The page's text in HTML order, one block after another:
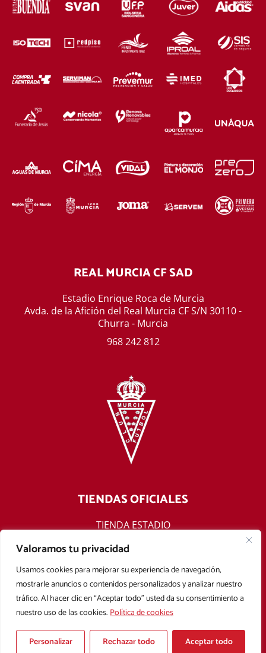
Valoramos tu privacidad
Usamos cookies para mejorar su experiencia de navegación,
mostrarle anuncios o contenidos personalizados y analizar nuestro
tráfico. Al hacer clic en “Aceptar todo” usted da su consentimiento a
nuestro uso de las cookies.Política de cookies
Personalizar Rechazar todo Aceptar todo
REAL MURCIA CF SAD
Estadio Enrique Roca de Murcia
Avda. de la Afición del Real Murcia CF S/N 30110 -
Churra - Murcia
968 242 812
TIENDAS OFICIALES
TIENDA ESTADIO
TIENDA ONLINE
F
a
c
e
b
o
o
T
w
i
t
t
e
r
Y
o
u
t
u
b
e
I
n
s
t
a
g
Aviso legal Política de privacidad Política de cookies
Condiciones Generales de Contratación